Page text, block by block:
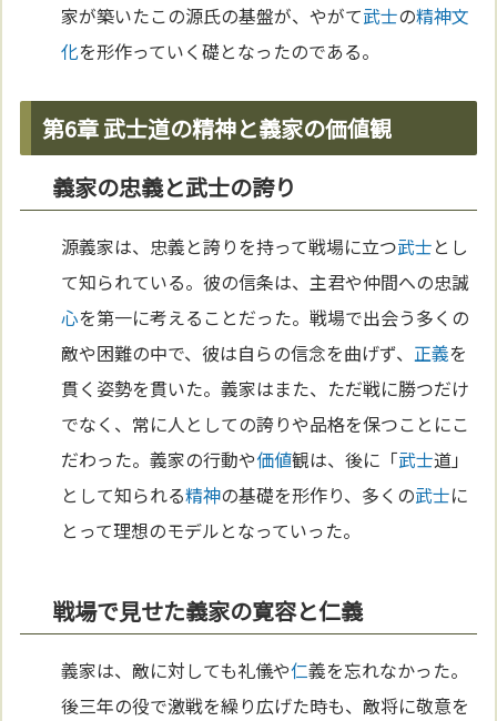
家が築いたこの源氏の基盤が、やがて武士の精神文
化を形作っていく礎となったのである。
第6章 武士道の精神と義家の価値観
義家の忠義と武士の誇り
源義家は、忠義と誇りを持って戦場に立つ武士とし
て知られている。彼の信条は、主君や仲間への忠誠
心を第一に考えることだった。戦場で出会う多くの
敵や困難の中で、彼は自らの信念を曲げず、 正義を
貫く姿勢を貫いた。義家はまた、ただ戦に勝つだけ
でなく、常に人としての誇りや品格を保つことにこ
だわった。義家の行動や価値観は、後に「武士道」
として知られる精神の基礎を形作り、多くの武士に
とって理想のモデルとなっていった。
戦場で見せた義家の寛容と仁義
義家は、敵に対しても礼儀や仁義を忘れなかった。
後三年の役で激戦を繰り広げた時も、敵将に敬意を